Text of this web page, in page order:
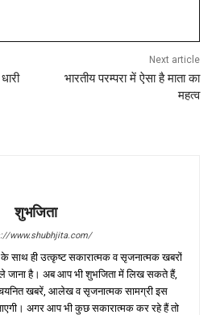
Next article
भारतीय परम्परा में ऐसा है माता का
महत्व
शुभजिता
www.shubhjita.com/
साथ ही उत्कृष्ट सकारात्मक व सृजनात्मक खबरों
जाना है। अब आप भी शुभजिता में लिख सकते हैं,
खबरें, आलेख व सृजनात्मक सामग्री इस
अगर आप भी कुछ सकारात्मक कर रहे हैं तो